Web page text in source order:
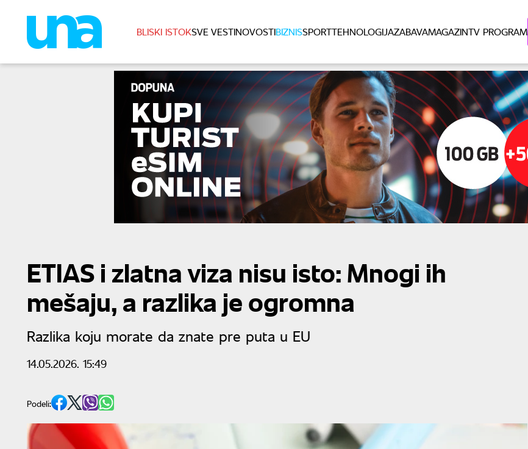
BLISKI ISTOKSVE VESTINOVOSTIBIZNISSPORTTEHNOLOGIJAZABAVAMAGAZINTV PROGRAM
ETIAS i zlatna viza nisu isto: Mnogi ih
mešaju, a razlika je ogromna
Razlika koju morate da znate pre puta u EU
14.05.2026. 15:49
Podeli: